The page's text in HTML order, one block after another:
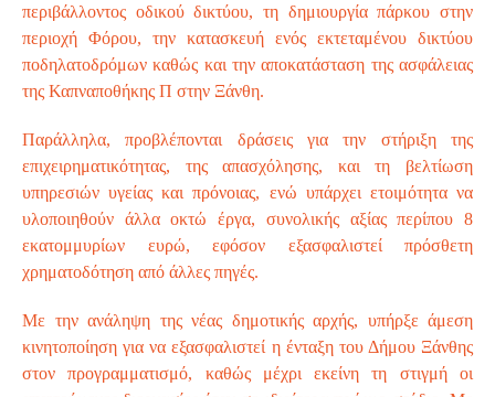
περιβάλλοντος οδικού δικτύου, τη δημιουργία πάρκου στην
περιοχή Φόρου, την κατασκευή ενός εκτεταμένου δικτύου
ποδηλατοδρόμων καθώς και την αποκατάσταση της ασφάλειας
της Καπναποθήκης Π στην Ξάνθη.
Παράλληλα, προβλέπονται δράσεις για την στήριξη της
επιχειρηματικότητας, της απασχόλησης, και τη βελτίωση
υπηρεσιών υγείας και πρόνοιας, ενώ υπάρχει ετοιμότητα να
υλοποιηθούν άλλα οκτώ έργα, συνολικής αξίας περίπου 8
εκατομμυρίων ευρώ, εφόσον εξασφαλιστεί πρόσθετη
χρηματοδότηση από άλλες πηγές.
Με την ανάληψη της νέας δημοτικής αρχής, υπήρξε άμεση
κινητοποίηση για να εξασφαλιστεί η ένταξη του Δήμου Ξάνθης
στον προγραμματισμό, καθώς μέχρι εκείνη τη στιγμή οι